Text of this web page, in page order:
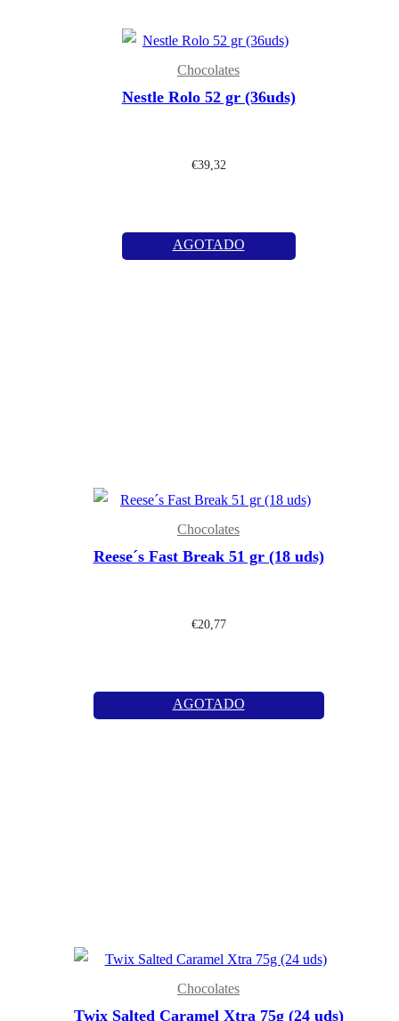
Chocolates
Nestle Rolo 52 gr (36uds)
€39,32
AGOTADO
Chocolates
Reese´s Fast Break 51 gr (18 uds)
€20,77
AGOTADO
Chocolates
Twix Salted Caramel Xtra 75g (24 uds)